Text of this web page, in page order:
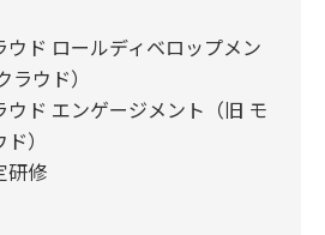
ド ロールディベロップメン
ウド）
ウド エンゲージメント（旧 モ
）
研修